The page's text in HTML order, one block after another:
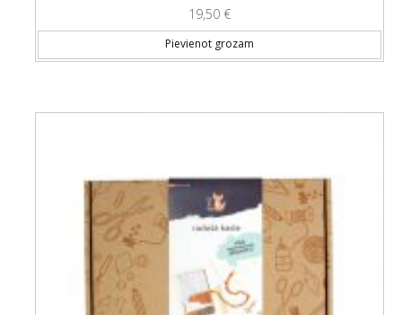
19,50 €
Pievienot grozam